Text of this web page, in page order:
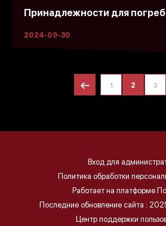
Принадлежности для
2024-09-30
1 2 3
Вход для
Политика обработки
Работает на платформе
Последние обновление сайта :
Центр поддержки